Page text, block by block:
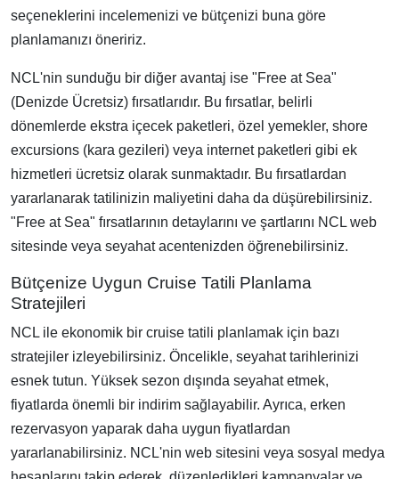
seçeneklerini incelemenizi ve bütçenizi buna göre
planlamanızı öneririz.
NCL'nin sunduğu bir diğer avantaj ise "Free at Sea"
(Denizde Ücretsiz) fırsatlarıdır. Bu fırsatlar, belirli
dönemlerde ekstra içecek paketleri, özel yemekler, shore
excursions (kara gezileri) veya internet paketleri gibi ek
hizmetleri ücretsiz olarak sunmaktadır. Bu fırsatlardan
yararlanarak tatilinizin maliyetini daha da düşürebilirsiniz.
"Free at Sea" fırsatlarının detaylarını ve şartlarını NCL web
sitesinde veya seyahat acentenizden öğrenebilirsiniz.
Bütçenize Uygun Cruise Tatili Planlama
Stratejileri
NCL ile ekonomik bir cruise tatili planlamak için bazı
stratejiler izleyebilirsiniz. Öncelikle, seyahat tarihlerinizi
esnek tutun. Yüksek sezon dışında seyahat etmek,
fiyatlarda önemli bir indirim sağlayabilir. Ayrıca, erken
rezervasyon yaparak daha uygun fiyatlardan
yararlanabilirsiniz. NCL'nin web sitesini veya sosyal medya